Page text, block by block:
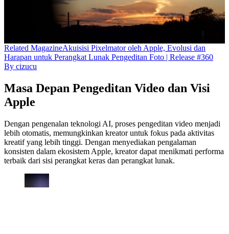
Related MagazineAkuisisi Pixelmator oleh Apple, Evolusi dan
Harapan untuk Perangkat Lunak Pengeditan Foto | Release #360
By cizucu
Masa Depan Pengeditan Video dan Visi
Apple
Dengan pengenalan teknologi AI, proses pengeditan video menjadi
lebih otomatis, memungkinkan kreator untuk fokus pada aktivitas
kreatif yang lebih tinggi. Dengan menyediakan pengalaman
konsisten dalam ekosistem Apple, kreator dapat menikmati performa
terbaik dari sisi perangkat keras dan perangkat lunak.